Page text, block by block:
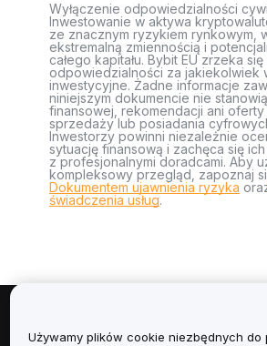
Wyłączenie odpowiedzialności
Inwestowanie w aktywa
ze znacznym ryzykiem rynkowym,
ekstremalną zmiennością i
całego kapitału. Bybit EU zrzeka
odpowiedzialności za jakiekolwiek
inwestycyjne. Żadne informacje
niniejszym dokumencie nie
finansowej, rekomendacji ani oferty
sprzedaży lub posiadania
Inwestorzy powinni niezależnie
sytuację finansową i zachęca się
z profesjonalnymi doradcami. Aby
kompleksowy przegląd, zapoznaj
Dokumentem ujawnienia ryzyka
świadczenia usług.
Informacje
Używamy plików cookie niezbędnych do